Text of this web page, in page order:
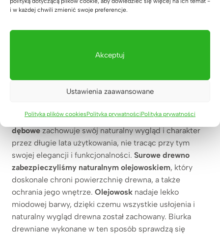
i w każdej chwili zmienić swoje preferencje.
Akceptuj
Ustawienia zaawansowane
Polityka plików cookiesPolityka prywatnościPolityka prywatności
przy nowych aranżacjach wnętrz, ale nie tylko
wykonanego z litego drewna.
Dodatkowo,drewno dębowejest łatwe w pielęgnacji i
odznacza się odpornością na uszkodzenia
naturalnego olejowosku, naszebiurko
dębowe zachowuje swój naturalny wygląd i charakter
przez długie lata użytkowania, nie tracąc przy tym
swojej elegancji i funkcjonalności. Surowe drewno
zabezpieczyliśmy naturalnym olejowoskiem, który
doskonale chroni powierzchnię drewna, a także
ochrania jego wnętrze. Olejowosk nadaje lekko
miodowej barwy, dzięki czemu wszystkie usłojenia i
naturalny wygląd drewna został zachowany. Biurka
drewniane wykonane w ten sposób sprawdzą się